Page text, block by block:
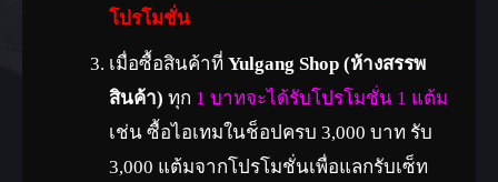
โปรโมชั่น
เมื่อซื้อสินค้าที่ Yulgang Shop (ห้างสรรพ
สินค้า) ทุก 1 บาทจะได้รับโปรโมชั่น 1 แต้ม
เช่น ซื้อไอเทมในช็อปครบ 3,000 บาท รับ
3,000 แต้มจากโปรโมชั่นเพื่อแลกรับเซ็ท